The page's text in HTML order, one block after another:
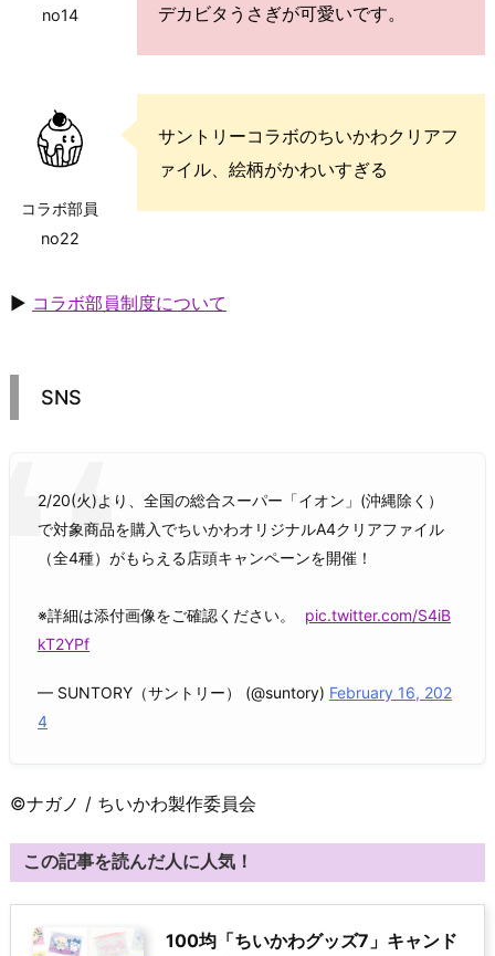
no14
デカビタうさぎが可愛いです。
コラボ部員
no22
サントリーコラボのちいかわクリアフ
ァイル、絵柄がかわいすぎる
▶ コラボ部員制度について
SNS
2/20(火)より、全国の総合スーパー「イオン」(沖縄除く）
で対象商品を購入でちいかわオリジナルA4クリアファイル
（全4種）がもらえる店頭キャンペーンを開催！
※詳細は添付画像をご確認ください。
pic.twitter.com/S4iB
kT2YPf
— SUNTORY（サントリー） (@suntory) February 16, 202
4
©ナガノ / ちいかわ製作委員会
この記事を読んだ人に人気！
100均「ちいかわグッズ7」キャンド